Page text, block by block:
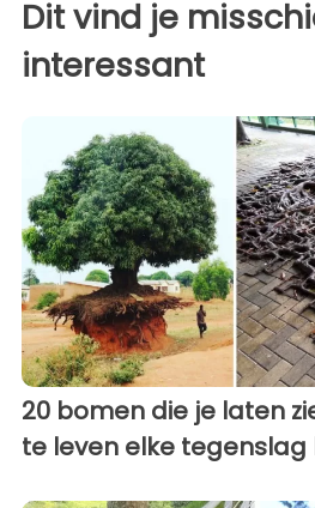
Dit vind je
interessant
20 bomen die je laten
te leven elke tegenslag